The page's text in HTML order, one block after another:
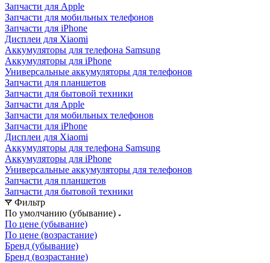
Запчасти для Apple
Запчасти для мобильных телефонов
Запчасти для iPhone
Дисплеи для Xiaomi
Аккумуляторы для телефона Samsung
Аккумуляторы для iPhone
Универсальные аккумуляторы для телефонов
Запчасти для планшетов
Запчасти для бытовой техники
Запчасти для Apple
Запчасти для мобильных телефонов
Запчасти для iPhone
Дисплеи для Xiaomi
Аккумуляторы для телефона Samsung
Аккумуляторы для iPhone
Универсальные аккумуляторы для телефонов
Запчасти для планшетов
Запчасти для бытовой техники
Фильтр
По умолчанию (убывание)
По цене (убывание)
По цене (возрастание)
Бренд (убывание)
Бренд (возрастание)